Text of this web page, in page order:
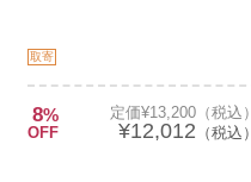
取寄
8%
OFF
定価¥13,200（税込）
¥12,012 （税込）